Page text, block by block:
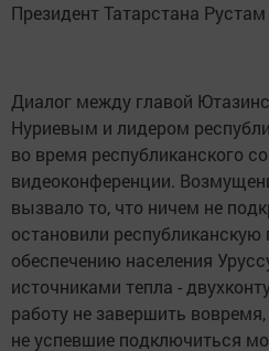
Президент Татарстана
Диалог между главой
Нуриевым и лидером
во время республиканского
видеоконференции.
вызвало то, что ничем не
остановили
обеспечению населения
источниками тепла -
работу не завершить
не успевшие подключиться